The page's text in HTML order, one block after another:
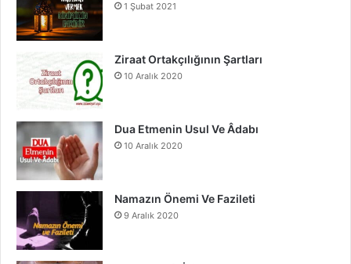
o
e
r
1 Şubat 2021
Ziraat Ortakçılığının Şartları
10 Aralık 2020
Dua Etmenin Usul Ve Âdabı
10 Aralık 2020
Namazın Önemi Ve Fazileti
9 Aralık 2020